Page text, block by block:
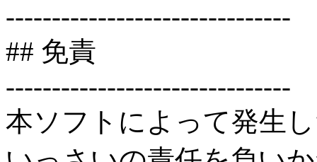
-------------------------------
## 免責
-------------------------------
本ソフトによって発生